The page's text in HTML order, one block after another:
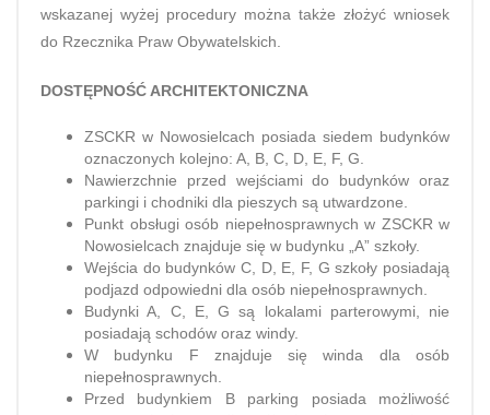
wskazanej wyżej procedury można także złożyć wniosek
do Rzecznika Praw Obywatelskich.
DOSTĘPNOŚĆ ARCHITEKTONICZNA
ZSCKR w Nowosielcach posiada siedem budynków
oznaczonych kolejno: A, B, C, D, E, F, G.
Nawierzchnie przed wejściami do budynków oraz
parkingi i chodniki dla pieszych są utwardzone.
Punkt obsługi osób niepełnosprawnych w ZSCKR w
Nowosielcach znajduje się w budynku „A” szkoły.
Wejścia do budynków C, D, E, F, G szkoły posiadają
podjazd odpowiedni dla osób niepełnosprawnych.
Budynki A, C, E, G są lokalami parterowymi, nie
posiadają schodów oraz windy.
W budynku F znajduje się winda dla osób
niepełnosprawnych.
Przed budynkiem B parking posiada możliwość